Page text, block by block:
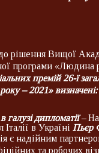
рішення Вищої
програми «Людина
премій 26-ї
– 2021» визначені:
галузі дипломатії–
в Україні Пьєр
є надійним
та робочих